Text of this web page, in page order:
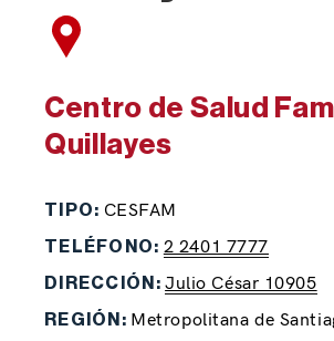
Centro de Salud
Quillayes
TIPO: CESFAM
TELÉFONO: 2 2401 7777
DIRECCIÓN:Julio César 10905
REGIÓN: Metropolitana de